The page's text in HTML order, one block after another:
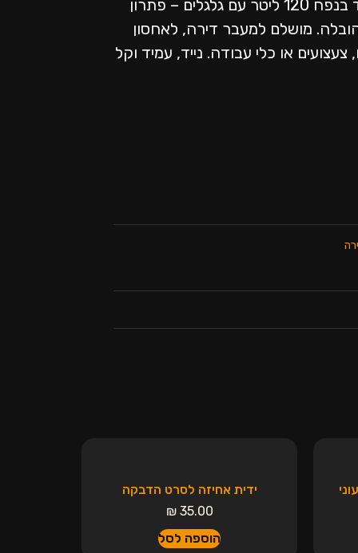
ארגז אחסון חזק במיוחד בנפח 120 ליטר עם גלגלים – פתרון
מושלם למעבר דירה, לאחסון
צעצועים או כלי עבודה. נייד, עמיד וקל
ידית אחיזה לסרט הדבקה
35.00
₪
הוספה לסל